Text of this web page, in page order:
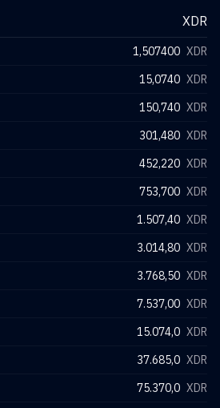
XDR
1,507400 XDR
15,0740 XDR
150,740 XDR
301,480 XDR
452,220 XDR
753,700 XDR
1.507,40 XDR
3.014,80 XDR
3.768,50 XDR
7.537,00 XDR
15.074,0 XDR
37.685,0 XDR
75.370,0 XDR